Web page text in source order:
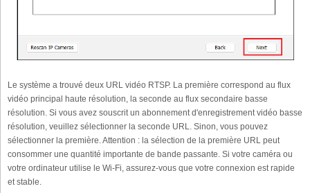
Le système a trouvé deux URL vidéo RTSP. La première correspond au flux
vidéo principal haute résolution, la seconde au flux secondaire basse
résolution. Si vous avez souscrit un abonnement d'enregistrement vidéo basse
résolution, veuillez sélectionner la seconde URL. Sinon, vous pouvez
sélectionner la première. Attention : la sélection de la première URL peut
consommer une quantité importante de bande passante. Si votre caméra ou
votre ordinateur utilise le Wi-Fi, assurez-vous que votre connexion est rapide
et stable.